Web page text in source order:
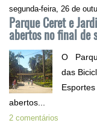
segunda-feira, 26 de
Parque Ceret e
abertos no final de
O
das
abertos...
2 comentários